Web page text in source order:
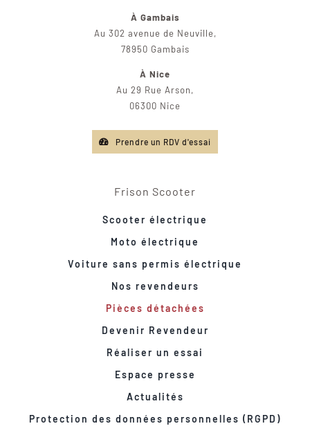
À Gambais
Au 302 avenue de Neuville,
78950 Gambais
À Nice
Au 29 Rue Arson,
06300 Nice
Prendre un RDV d'essai
Frison Scooter
Scooter électrique
Moto électrique
Voiture sans permis électrique
Nos revendeurs
Pièces détachées
Devenir Revendeur
Réaliser un essai
Espace presse
Actualités
Protection des données personnelles (RGPD)